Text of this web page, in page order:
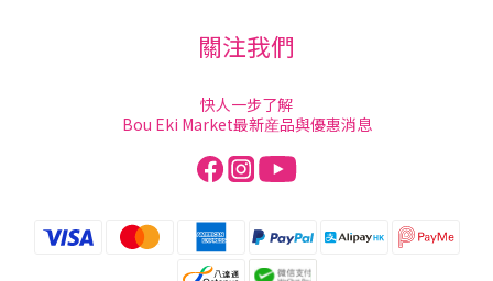
關注我們
快人一步了解
Bou Eki Market最新産品與優惠消息